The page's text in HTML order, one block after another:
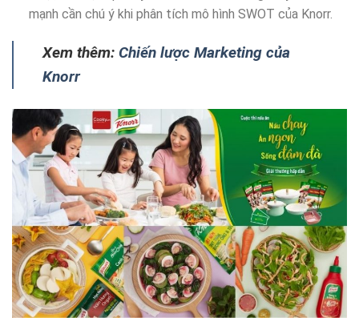
mạnh cần chú ý khi phân tích mô hình SWOT của Knorr.
Xem thêm: Chiến lược Marketing của
Knorr